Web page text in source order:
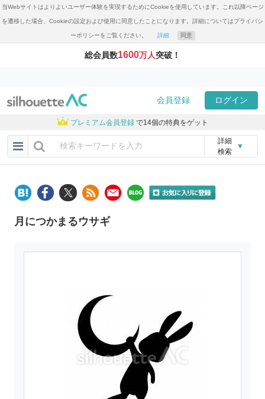
当Webサイトはよりよいユーザー体験を実現するためにCookieを使用しています。これ以降ページ
を遷移した場合、Cookieの設定および使用に同意したことになります。詳細についてはプライバシ
ーポリシーをご覧ください。 詳細 同意
総会員数1600万人突破！
会員登録 ログイン
プレミアム会員登録 で14個の特典をゲット
詳細
検索
▼
月につかまるウサギ